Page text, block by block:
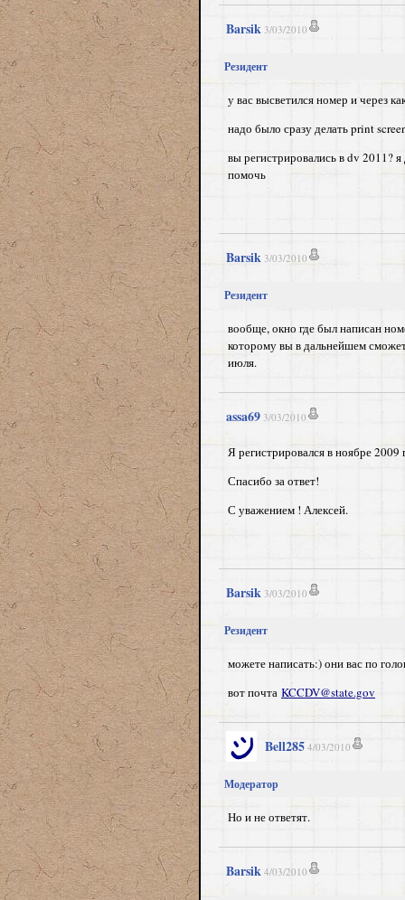
Barsik 3/03/2010
Резидент
у вас высветился номер и через
надо было сразу делать print
вы регистрировались в dv 2011?
помочь
Barsik 3/03/2010
Резидент
вообще, окно где был написан
которому вы в дальнейшем
июля.
assa69 3/03/2010
Я регистрировался в ноябре
Спасибо за ответ!
С уважением ! Алексей.
Barsik 3/03/2010
Резидент
можете написать:) они вас по
вот почта KCCDV@state.gov
Bell285 4/03/2010
Модератор
Но и не ответят.
Barsik 4/03/2010